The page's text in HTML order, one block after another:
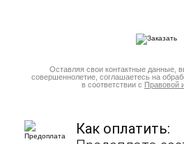
Оставляя свои контактные данные,
совершеннолетие, соглашаетесь на
в соответствии с Правовой
Как оплатить: